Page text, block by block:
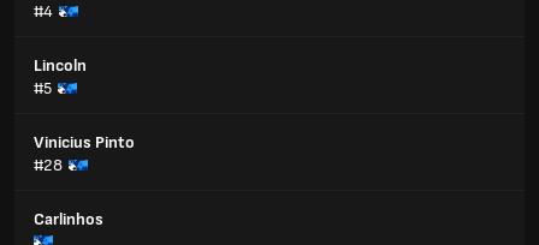
#4
Lincoln
#5
Vinicius Pinto
#28
Carlinhos